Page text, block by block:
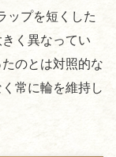
ップを短くした
く異なってい
のとは対照的な
常に輪を維持し